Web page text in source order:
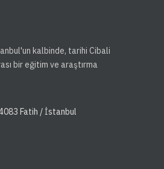
kalbinde, tarihi Cibali
bir eğitim ve araştırma
Fatih / İstanbul